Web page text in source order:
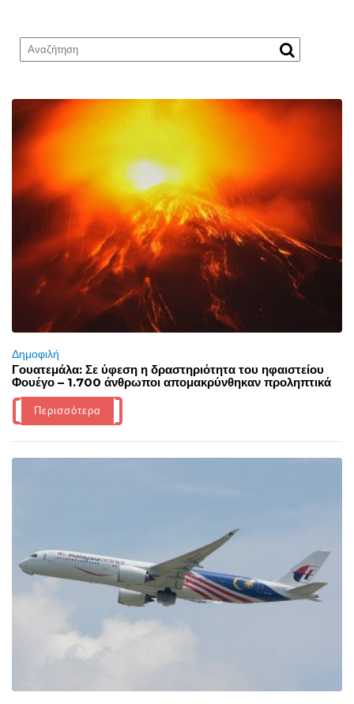
Δημοφιλή
Γουατεμάλα: Σε ύφεση η δραστηριότητα του ηφαιστείου
Φουέγο – 1.700 άνθρωποι απομακρύνθηκαν προληπτικά
Περισσότερα